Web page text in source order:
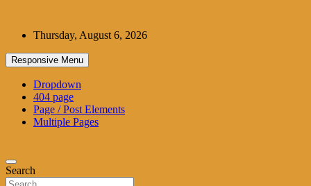
contentThursday, August 6, 2026
Responsive Menu
Dropdown
404 page
Page / Post Elements
Multiple Pages
Search